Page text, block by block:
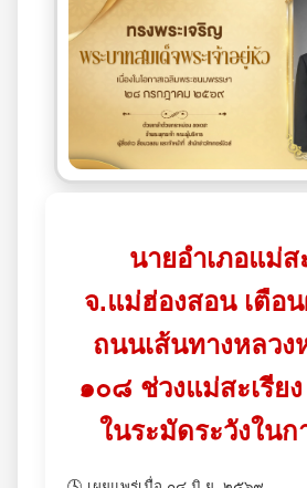
นายอำเภอแม่ส
จ.แม่ฮ่องสอน เตือ
ถนนเส้นทางหลวง
๑๐๘ ช่วงแม่สะเรีย
ในระมัดระวังใน